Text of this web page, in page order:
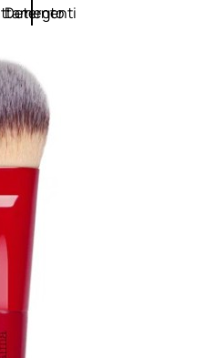
antietà
BB e CC
Detergenti
Scrub
Maschere
Sieri
Cofanetti
trattamento
viso